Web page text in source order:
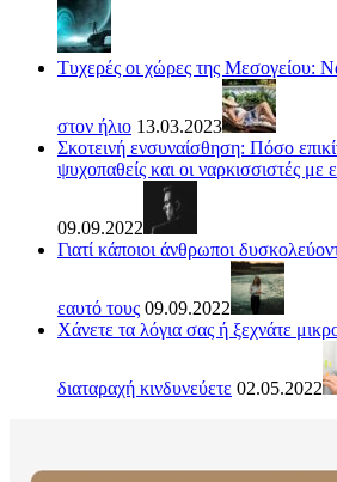
Τυχερές οι χώρες της Μεσογείου:
στον ήλιο 13.03.2023
Σκοτεινή ενσυναίσθηση: Πόσο
ψυχοπαθείς και οι ναρκισσιστές με
09.09.2022
Γιατί κάποιοι άνθρωποι
εαυτό τους 09.09.2022
Χάνετε τα λόγια σας ή ξεχνάτε
διαταραχή κινδυνεύετε 02.05.2022